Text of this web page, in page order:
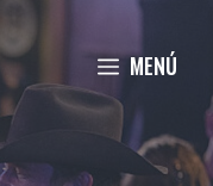
MENÚ